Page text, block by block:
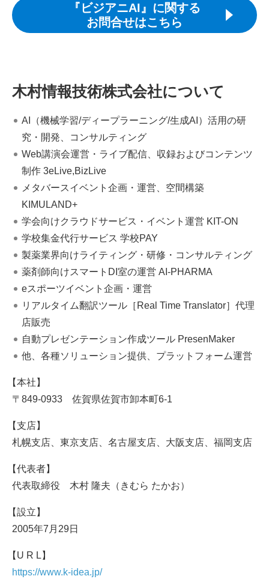
『ビジアニAI』に関する
お問合せはこちら
木村情報技術株式会社について
AI（機械学習/ディープラーニング/生成AI）活用の研
究・開発、コンサルティング
Web講演会運営・ライブ配信、収録およびコンテンツ
制作 3eLive,BizLive
メタバースイベント企画・運営、空間構築
KIMULAND+
学会向けクラウドサービス・イベント運営 KIT-ON
学校集金代行サービス 学校PAY
製薬業界向けライティング・研修・コンサルティング
薬剤師向けスマートDI室の運営 AI-PHARMA
eスポーツイベント企画・運営
リアルタイム翻訳ツール［Real Time Translator］代理
店販売
自動プレゼンテーション作成ツール PresenMaker
他、各種ソリューション提供、プラットフォーム運営
本社
〒849-0933 佐賀県佐賀市卸本町6-1
支店
札幌支店、東京支店、名古屋支店、大阪支店、福岡支店
代表者
代表取締役 木村 隆夫（きむら たかお）
設立
2005年7月29日
U R L
https://www.k-idea.jp/